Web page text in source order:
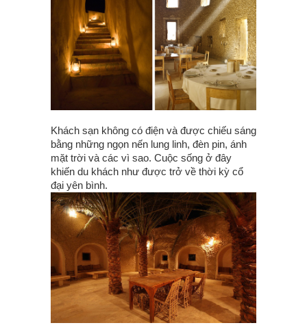
Khách sạn không có điện và được chiếu sáng
bằng những ngọn nến lung linh, đèn pin, ánh
mặt trời và các vì sao. Cuộc sống ở đây
khiến du khách như được trở về thời kỳ cổ
đại yên bình.